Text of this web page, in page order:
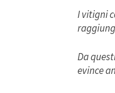
I vitigni
Da
evince